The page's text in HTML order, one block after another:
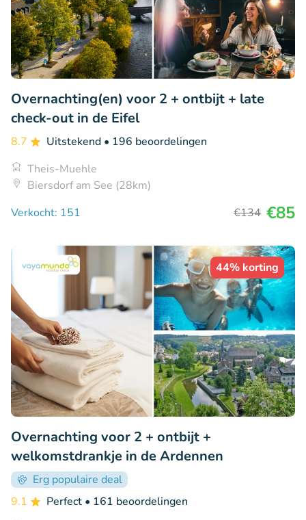
Overnachting(en) voor 2 + ontbijt + late
check-out in de Eifel
8.7 Uitstekend • 196 beoordelingen
Theis-Muehle
Biersdorf am See (28km)
Verkocht: 151
€134 €85
44% korting
Overnachting voor 2 + ontbijt +
welkomstdrankje in de Ardennen
Erg populaire deal
9.1
Perfect • 161 beoordelingen